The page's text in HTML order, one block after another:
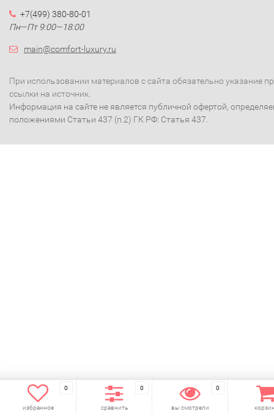
+7(499) 380-80-01
Пн—Пт 9:00—18:00
main@comfort-luxury.ru
При использовании материалов с сайта обязательно указание
ссылки на источник.
Информация на сайте не является публичной офертой,
положениями Статьи 437 (п.2) ГК РФ: Статья 437.
0
избранное
0
сравнить
0
вы смотрели